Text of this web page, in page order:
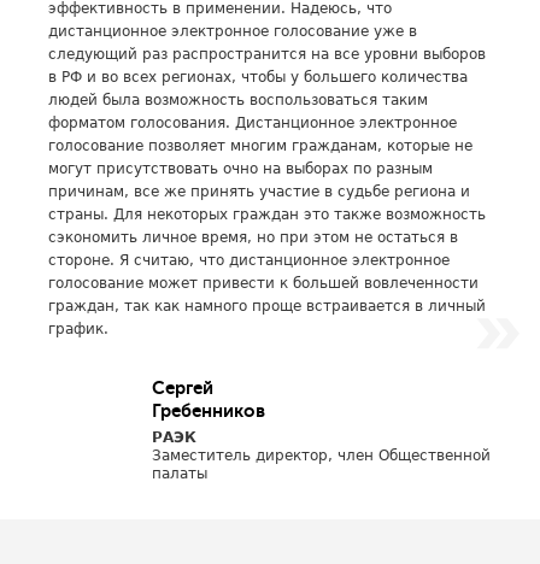
эффективность в применении. Надеюсь, что
дистанционное электронное голосование уже в
следующий раз распространится на все уровни выборов
в РФ и во всех регионах, чтобы у большего количества
людей была возможность воспользоваться таким
форматом голосования. Дистанционное электронное
голосование позволяет многим гражданам, которые не
могут присутствовать очно на выборах по разным
причинам, все же принять участие в судьбе региона и
страны. Для некоторых граждан это также возможность
сэкономить личное время, но при этом не остаться в
стороне. Я считаю, что дистанционное электронное
голосование может привести к большей вовлеченности
граждан, так как намного проще встраивается в личный
график.
Сергей
Гребенников
РАЭК
Заместитель директор, член Общественной
палаты